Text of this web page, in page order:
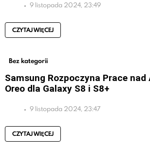
9 listopada 2024, 23:49
CZYTAJ WIĘCEJ
Bez kategorii
Samsung Rozpoczyna Prace nad
Oreo dla Galaxy S8 i S8+
9 listopada 2024, 23:47
CZYTAJ WIĘCEJ